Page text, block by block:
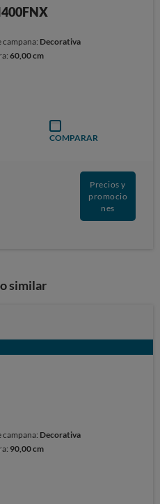
campana: Decorativa
60,00 cm
COMPARAR
Precios y
promocio
nes
similar
campana: Decorativa
90,00 cm